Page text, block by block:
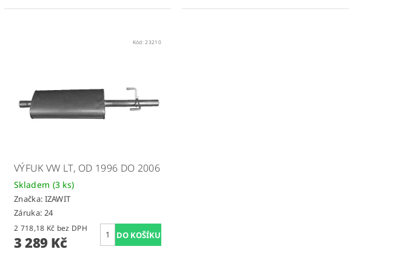
Kód:23210
VÝFUK VW LT, OD 1996 DO 2006
Skladem (3 ks)
Značka: IZAWIT
Záruka: 24
2 718,18 Kč bez DPH
3 289 Kč